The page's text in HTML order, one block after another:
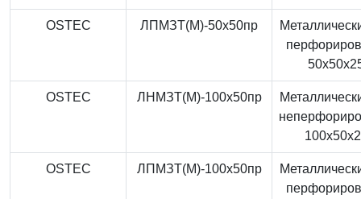
OSTEC ЛПМЗТ(М)-50x50пр
OSTEC ЛНМЗТ(М)-100x50пр
OSTEC ЛПМЗТ(М)-100x50пр